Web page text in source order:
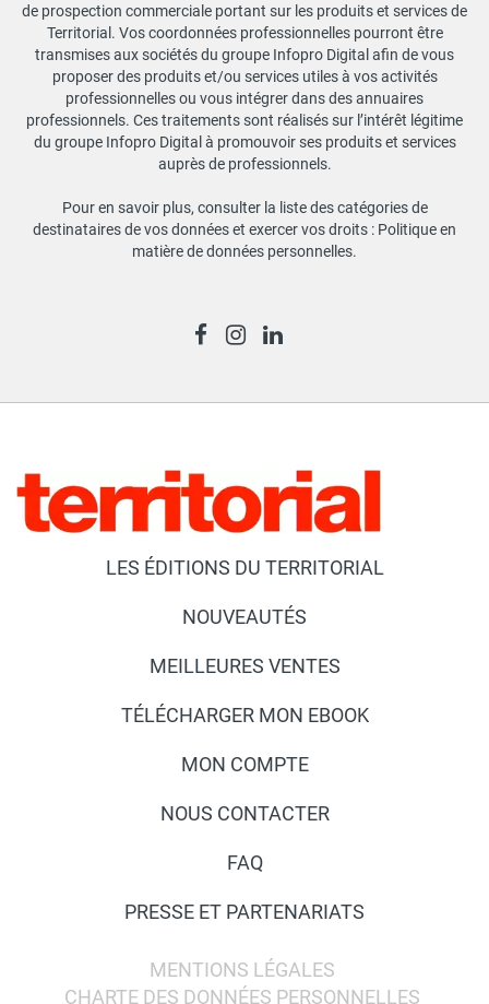
de prospection commerciale portant sur les produits et services de
Territorial. Vos coordonnées professionnelles pourront être
transmises aux sociétés du groupe Infopro Digital afin de vous
proposer des produits et/ou services utiles à vos activités
professionnelles ou vous intégrer dans des annuaires
professionnels. Ces traitements sont réalisés sur l’intérêt légitime
du groupe Infopro Digital à promouvoir ses produits et services
auprès de professionnels.
Pour en savoir plus, consulter la liste des catégories de
destinataires de vos données et exercer vos droits : Politique en
matière de données personnelles.
LES ÉDITIONS DU TERRITORIAL
NOUVEAUTÉS
MEILLEURES VENTES
TÉLÉCHARGER MON EBOOK
MON COMPTE
NOUS CONTACTER
FAQ
PRESSE ET PARTENARIATS
MENTIONS LÉGALES
CHARTE DES DONNÉES PERSONNELLES